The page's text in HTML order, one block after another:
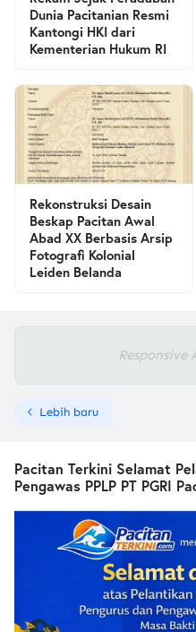
Dunia Pacitanian Resmi
Kantongi HKI dari
Kementerian Hukum RI
Rekonstruksi Desain
Beskap Pacitan Awal
Abad XX Berbasis Arsip
Fotografi Kolonial
Leiden Belanda
Responsive
Lebih baru
Pacitan Terkini Selamat
Pengawas PPLP PT PGRI